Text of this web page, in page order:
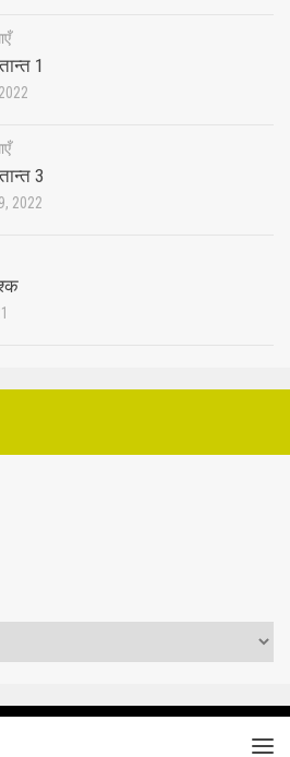
1
3
2022